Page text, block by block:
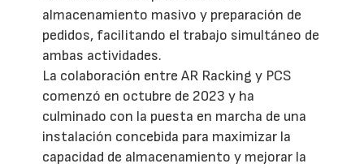
almacenamiento masivo y preparación de
pedidos, facilitando el trabajo simultáneo de
ambas actividades.
La colaboración entre AR Racking y PCS
comenzó en octubre de 2023 y ha
culminado con la puesta en marcha de una
instalación concebida para maximizar la
capacidad de almacenamiento y mejorar la